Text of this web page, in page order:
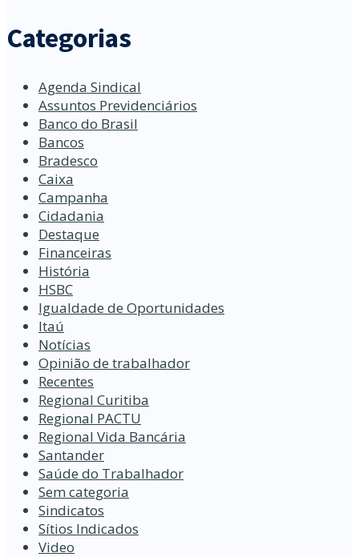
Categorias
Agenda Sindical
Assuntos Previdenciários
Banco do Brasil
Bancos
Bradesco
Caixa
Campanha
Cidadania
Destaque
Financeiras
História
HSBC
Igualdade de Oportunidades
Itaú
Notícias
Opinião de trabalhador
Recentes
Regional Curitiba
Regional PACTU
Regional Vida Bancária
Santander
Saúde do Trabalhador
Sem categoria
Sindicatos
Sítios Indicados
Video